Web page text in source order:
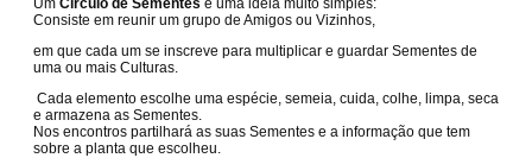
Consiste em reunir um grupo de Amigos ou Vizinhos,
em que cada um se inscreve para multiplicar e guardar Sementes de
uma ou mais Culturas.
Cada elemento escolhe uma espécie, semeia, cuida, colhe, limpa, seca
e armazena as Sementes.
Nos encontros partilhará as suas Sementes e a informação que tem
sobre a planta que escolheu.